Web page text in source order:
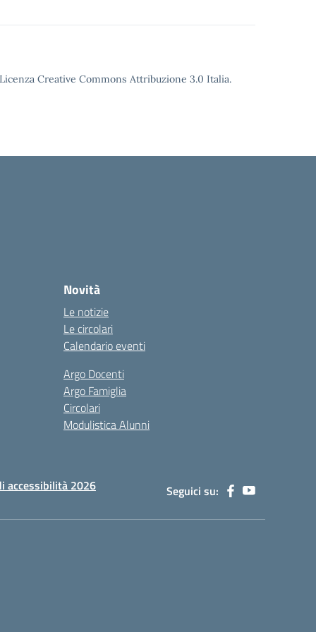
Creative Commons Attribuzione 3.0 Italia.
Novità
Le notizie
Le circolari
Calendario eventi
Argo Docenti
Argo Famiglia
Circolari
Modulistica Alunni
accessibilità 2026 Seguici su: